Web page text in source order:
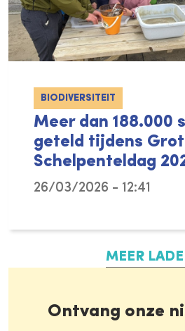
BIODIVERSITEIT
Meer dan 188.000
geteld tijdens
Schelpenteldag
26/03/2026 - 12:41
MEER
Ontvang onze